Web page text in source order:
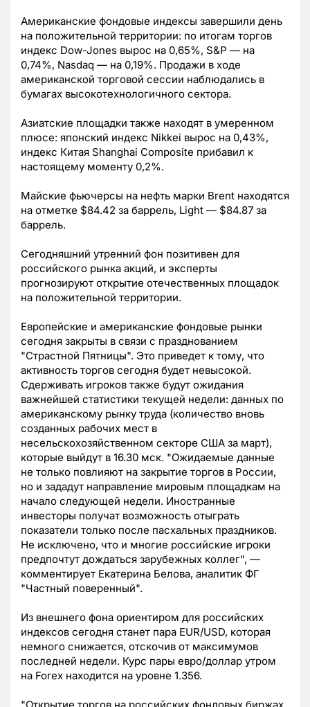
Американские фондовые индексы завершили день
на положительной территории: по итогам торгов
индекс Dow-Jones вырос на 0,65%, S&P — на
0,74%, Nasdaq — на 0,19%. Продажи в ходе
американской торговой сессии наблюдались в
бумагах высокотехнологичного сектора.
Азиатские площадки также находят в умеренном
плюсе: японский индекс Nikkei вырос на 0,43%,
индекс Китая Shanghai Composite прибавил к
настоящему моменту 0,2%.
Майские фьючерсы на нефть марки Brent находятся
на отметке $84.42 за баррель, Light — $84.87 за
баррель.
Сегодняшний утренний фон позитивен для
российского рынка акций, и эксперты
прогнозируют открытие отечественных площадок
на положительной территории.
Европейские и американские фондовые рынки
сегодня закрыты в связи с празднованием
"Страстной Пятницы". Это приведет к тому, что
активность торгов сегодня будет невысокой.
Сдерживать игроков также будут ожидания
важнейшей статистики текущей недели: данных по
американскому рынку труда (количество вновь
созданных рабочих мест в
несельскохозяйственном секторе США за март),
которые выйдут в 16.30 мск. "Ожидаемые данные
не только повлияют на закрытие торгов в России,
но и зададут направление мировым площадкам на
начало следующей недели. Иностранные
инвесторы получат возможность отыграть
показатели только после пасхальных праздников.
Не исключено, что и многие российские игроки
предпочтут дождаться зарубежных коллег", —
комментирует Екатерина Белова, аналитик ФГ
"Частный поверенный".
Из внешнего фона ориентиром для российских
индексов сегодня станет пара EUR/USD, которая
немного снижается, отскочив от максимумов
последней недели. Курс пары евро/доллар утром
на Forex находится на уровне 1.356.